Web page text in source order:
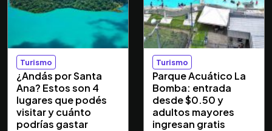
Turismo
¿Andás por Santa
Ana? Estos son 4
lugares que podés
visitar y cuánto
podrías gastar
Turismo
Parque Acuático La
Bomba: entrada
desde $0.50 y
adultos mayores
ingresan gratis